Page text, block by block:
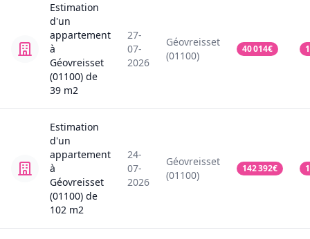
Estimation
d'un
appartement
à
Géovreisset
(01100) de
39 m2
27-
07-
2026
Géovreisset
(01100)
40 014€
Estimation
d'un
appartement
à
Géovreisset
(01100) de
102 m2
24-
07-
2026
Géovreisset
(01100)
142 392€